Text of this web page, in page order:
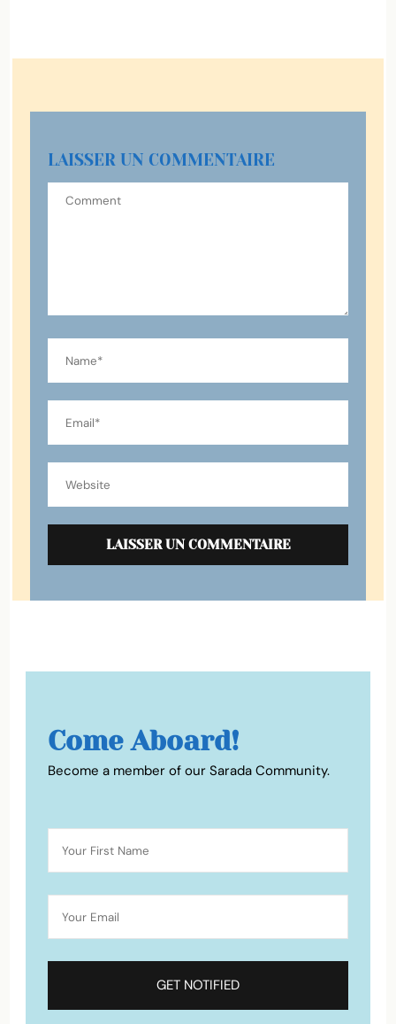
LAISSER UN COMMENTAIRE
Come Aboard!
Become a member of our Sarada Community.